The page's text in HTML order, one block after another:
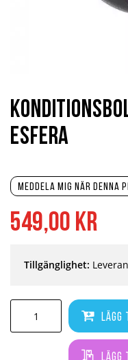
549,00 kr
Meddela mig när
Tillgänglighet:
Esfera
början
av
bildgalleriet